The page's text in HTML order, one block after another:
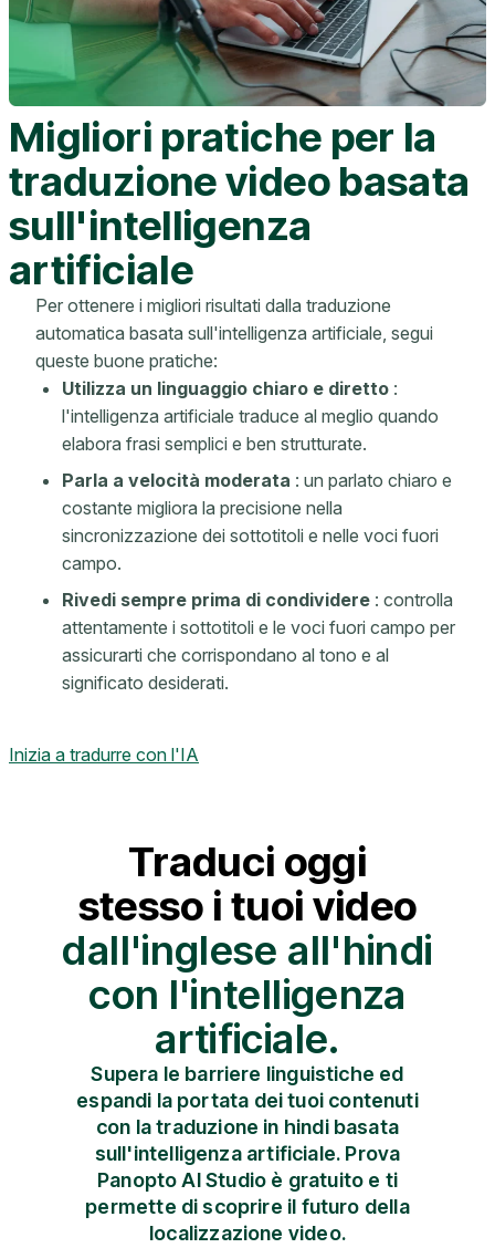
Migliori pratiche per la
traduzione video basata
sull'intelligenza
artificiale
Per ottenere i migliori risultati dalla traduzione
automatica basata sull'intelligenza artificiale, segui
queste buone pratiche:
Utilizza un linguaggio chiaro e diretto :
l'intelligenza artificiale traduce al meglio quando
elabora frasi semplici e ben strutturate.
Parla a velocità moderata : un parlato chiaro e
costante migliora la precisione nella
sincronizzazione dei sottotitoli e nelle voci fuori
campo.
Rivedi sempre prima di condividere : controlla
attentamente i sottotitoli e le voci fuori campo per
assicurarti che corrispondano al tono e al
significato desiderati.
Inizia a tradurre con l'IA
Traduci oggi
stesso i tuoi video
dall'inglese all'hindi
con l'intelligenza
artificiale.
Supera le barriere linguistiche ed
espandi la portata dei tuoi contenuti
con la traduzione in hindi basata
sull'intelligenza artificiale. Prova
Panopto AI Studio è gratuito e ti
permette di scoprire il futuro della
localizzazione video.